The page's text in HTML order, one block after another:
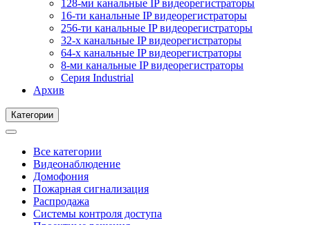
128-ми канальные IP видеорегистраторы
16-ти канальные IP видеорегистраторы
256-ти канальные IP видеорегистраторы
32-х канальные IP видеорегистраторы
64-х канальные IP видеорегистраторы
8-ми канальные IP видеорегистраторы
Серия Industrial
Архив
Категории
Все категории
Видеонаблюдение
Домофония
Пожарная сигнализация
Распродажа
Системы контроля доступа